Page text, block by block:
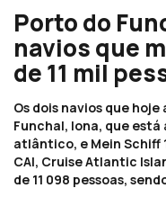
Porto do
navios que
de 11 mil
Os dois navios que
Funchal, Iona, que
atlântico, e Mein Schiff
CAI, Cruise Atlantic
de 11 098 pessoas,